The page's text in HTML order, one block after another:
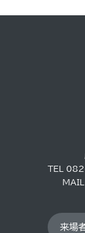
TEL
MAIL
来場